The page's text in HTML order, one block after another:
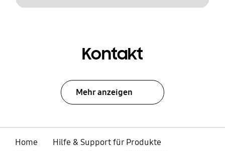
Kontakt
Mehr anzeigen
Home
Hilfe & Support für Produkte